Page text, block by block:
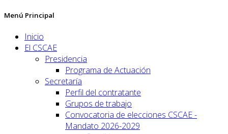
Menú Principal
Inicio
El CSCAE
Presidencia
Programa de Actuación
Secretaría
Perfil del contratante
Grupos de trabajo
Convocatoria de elecciones CSCAE -
Mandato 2026-2029